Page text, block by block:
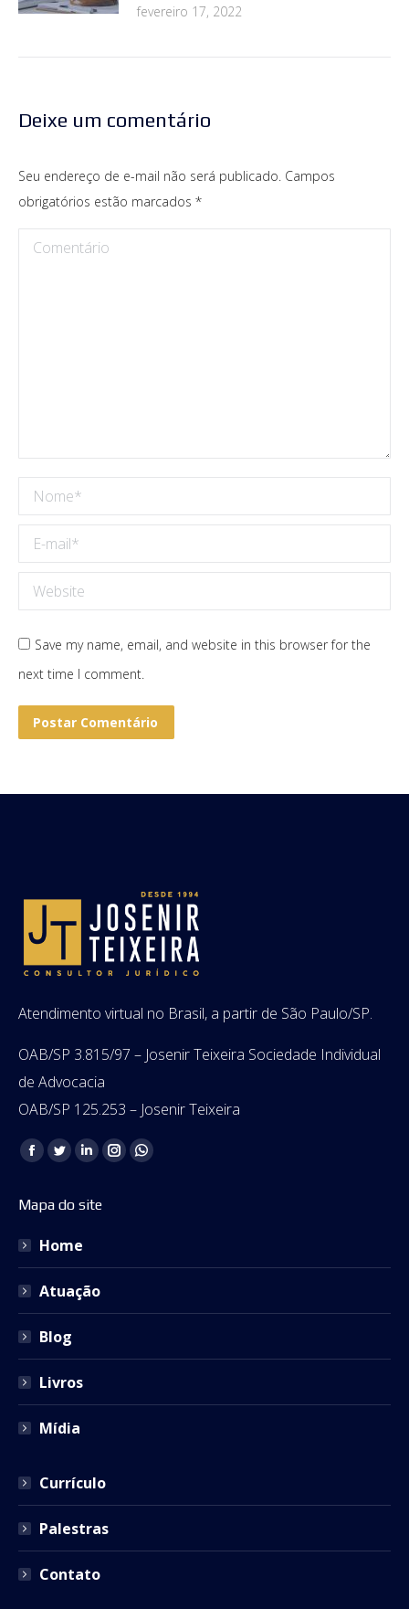
fevereiro 17, 2022
Deixe um comentário
Seu endereço de e-mail não será publicado. Campos
obrigatórios estão marcados *
Comentário
Nome *
E-mail *
Website
Save my name, email, and website in this browser for the
next time I comment.
Postar Comentário
Atendimento virtual no Brasil, a partir de São Paulo/SP.
OAB/SP 3.815/97 – Josenir Teixeira Sociedade Individual
de Advocacia
OAB/SP 125.253 – Josenir Teixeira
Encontre-nos em:
Facebook
opens
new
Twitter
opens
new
Linkedin
opens
InstagramWhatsapp
Mapa do site
Home
Atuação
Blog
Livros
Mídia
Currículo
Palestras
Contato